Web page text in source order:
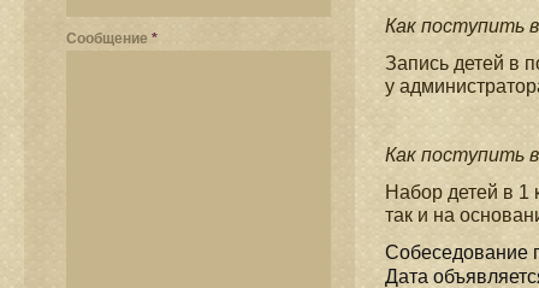
Как поступить
Запись детей в
у
Как поступить
Набор детей в 1
так и на
Собеседование
Дата
Сообщение *